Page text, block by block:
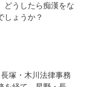
どうしたら痴漢をな
しょうか？
塚・木川法律事務